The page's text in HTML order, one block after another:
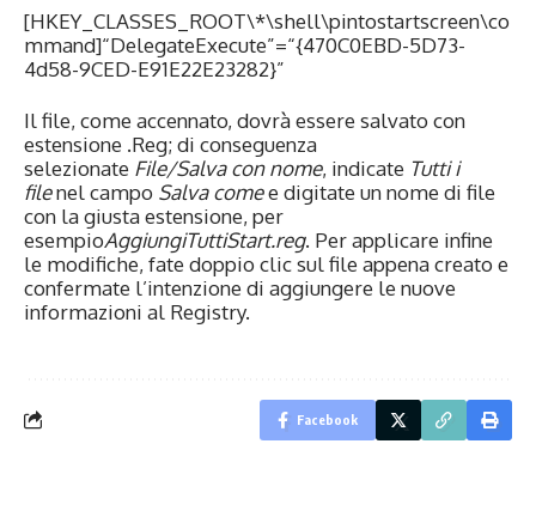
[HKEY_CLASSES_ROOT\*\shell\pintostartscreen\co
mmand]“DelegateExecute”=“{470C0EBD-5D73-
4d58-9CED-E91E22E23282}”
Il file, come accennato, dovrà essere salvato con
estensione .Reg; di conseguenza
selezionate File/Salva con nome, indicate Tutti i
filenel campo Salva comee digitate un nome di file
con la giusta estensione, per
esempioAggiungiTuttiStart.reg. Per applicare infine
le modifiche, fate doppio clic sul file appena creato e
confermate l’intenzione di aggiungere le nuove
informazioni al Registry.
Facebook